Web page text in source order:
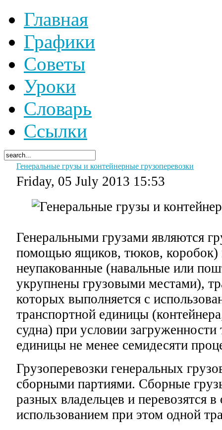
Главная
Графики
Советы
Уроки
Словарь
Ссылки
Генеральные грузы и контейнерные грузоперевозки
Friday, 05 July 2013 15:53
Генеральными грузами являются
помощью ящиков, тюков, коробок)
неупакованные (навальные или
укрупнены грузовыми местами),
которых выполняется с
транспортной единицы
судна) при условии загруженности
единицы не менее семидесяти
Грузоперевозки генеральных
сборными партиями. Сборные
разных владельцев и перевозятся
использованием при этом одной